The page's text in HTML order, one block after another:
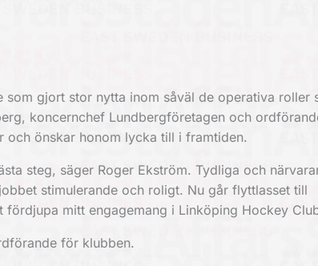
gjort stor nytta inom såväl de operativa roller
koncernchef Lundbergföretagen och
och önskar honom lycka till i framtiden.
steg, säger Roger Ekström. Tydliga och
stimulerande och roligt. Nu går flyttlasset till
mitt engagemang i Linköping Hockey
för klubben.